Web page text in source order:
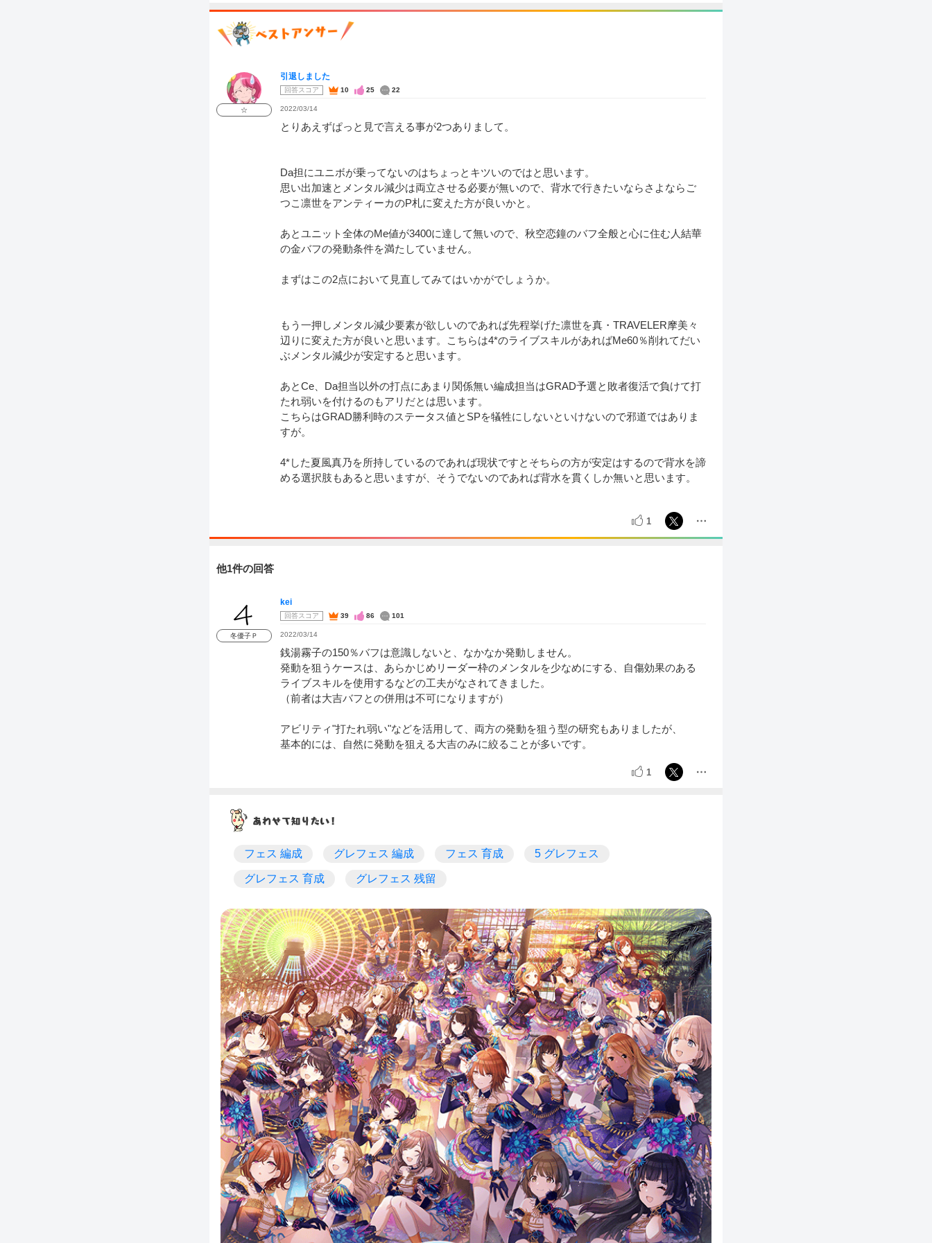
☆
引退しました
回答スコア 10 25 22
2022/03/14
とりあえずぱっと見で言える事が2つありまして。
Da担にユニボが乗ってないのはちょっとキツいのではと思います。
思い出加速とメンタル減少は両立させる必要が無いので、背水で行きたいならさよならご
つこ凛世をアンティーカのP札に変えた方が良いかと。
あとユニット全体のMe値が3400に達して無いので、秋空恋鐘のバフ全般と心に住む人結華
の金バフの発動条件を満たしていません。
まずはこの2点において見直してみてはいかがでしょうか。
もう一押しメンタル減少要素が欲しいのであれば先程挙げた凛世を真・TRAVELER摩美々
辺りに変えた方が良いと思います。こちらは4*のライブスキルがあればMe60％削れてだい
ぶメンタル減少が安定すると思います。
あとCe、Da担当以外の打点にあまり関係無い編成担当はGRAD予選と敗者復活で負けて打
たれ弱いを付けるのもアリだとは思います。
こちらはGRAD勝利時のステータス値とSPを犠牲にしないといけないので邪道ではありま
すが。
4*した夏風真乃を所持しているのであれば現状ですとそちらの方が安定はするので背水を諦
める選択肢もあると思いますが、そうでないのであれば背水を貫くしか無いと思います。
1
他1件の回答
冬優子Ｐ
kei
回答スコア 39 86 101
2022/03/14
銭湯霧子の150％バフは意識しないと、なかなか発動しません。
発動を狙うケースは、あらかじめリーダー枠のメンタルを少なめにする、自傷効果のある
ライブスキルを使用するなどの工夫がなされてきました。
（前者は大吉バフとの併用は不可になりますが）
アビリティ"打たれ弱い"などを活用して、両方の発動を狙う型の研究もありましたが、
基本的には、自然に発動を狙える大吉のみに絞ることが多いです。
1
フェス 編成 グレフェス 編成 フェス 育成 5 グレフェス
グレフェス 育成 グレフェス 残留